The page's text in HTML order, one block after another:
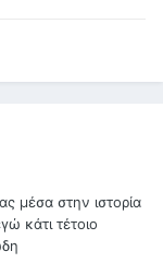
μέσα στην ιστορία
κάτι τέτοιο